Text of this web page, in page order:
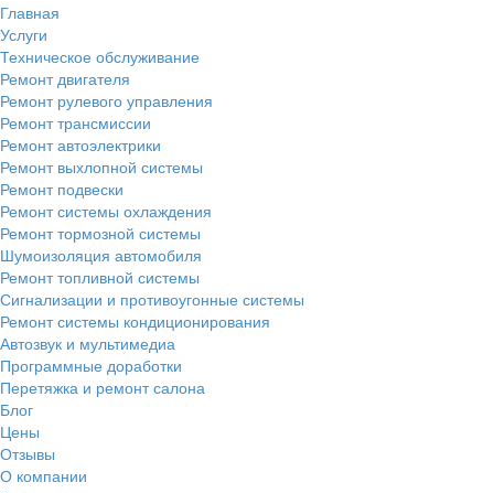
Главная
Услуги
Техническое обслуживание
Ремонт двигателя
Ремонт рулевого управления
Ремонт трансмиссии
Ремонт автоэлектрики
Ремонт выхлопной системы
Ремонт подвески
Ремонт системы охлаждения
Ремонт тормозной системы
Шумоизоляция автомобиля
Ремонт топливной системы
Сигнализации и противоугонные системы
Ремонт системы кондиционирования
Автозвук и мультимедиа
Программные доработки
Перетяжка и ремонт салона
Блог
Цены
Отзывы
О компании